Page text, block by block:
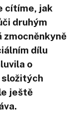
cítíme, jak
druhým
zmocněnkyně
dílu
o
ještě